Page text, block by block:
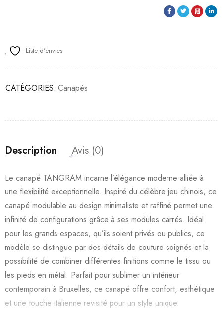
Liste d'envies
CATÉGORIES: Canapés
Description Avis (0)
Le canapé TANGRAM incarne l’élégance moderne alliée à
une flexibilité exceptionnelle. Inspiré du célèbre jeu chinois, ce
canapé modulable au design minimaliste et raffiné permet une
infinité de configurations grâce à ses modules carrés. Idéal
pour les grands espaces, qu’ils soient privés ou publics, ce
modèle se distingue par des détails de couture soignés et la
possibilité de combiner différentes finitions comme le tissu ou
les pieds en métal. Parfait pour sublimer un intérieur
contemporain à Bruxelles, ce canapé offre confort, esthétique
et une touche italienne revisité pour un style unique.